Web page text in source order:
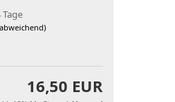
Tage
16,50 EUR